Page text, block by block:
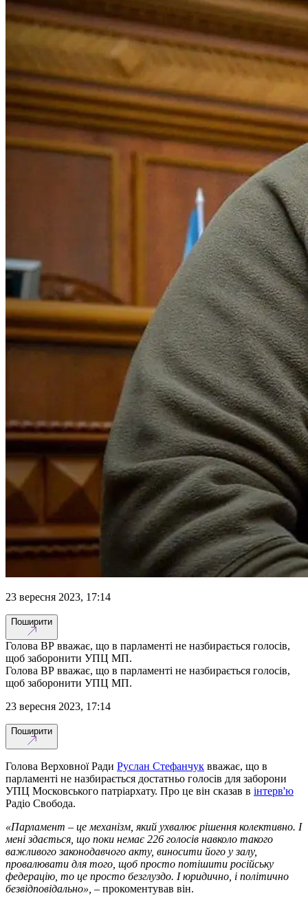
23 вересня 2023, 17:14
Поширити
Голова ВР вважає, що в парламенті не назбирається голосів,
щоб заборонити УПЦ МП.
Голова ВР вважає, що в парламенті не назбирається голосів,
щоб заборонити УПЦ МП.
23 вересня 2023, 17:14
Поширити
Голова Верховної Ради Руслан Стефанчук вважає, що в
парламенті не назбирається достатньо голосів для заборони
УПЦ Московського патріархату. Про це він сказав в інтерв'ю
Радіо Свобода.
«Парламент – це механізм, який ухвалює рішення колективно. І
мені здається, що поки немає 226 голосів навколо такого
важливого законодавчого акту, виносити його у залу,
провалювати для того, щоб просто потішити російську
федерацію, то це просто безглуздо. І юридично, і політично
безвідповідально», – прокоментував він.